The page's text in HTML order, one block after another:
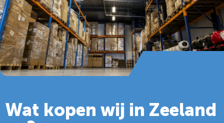
Wat kopen wij in Zeeland